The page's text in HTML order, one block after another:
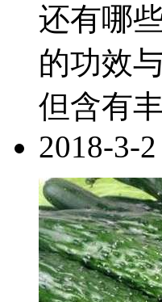
还有哪
的功效
但含有
2018-3-